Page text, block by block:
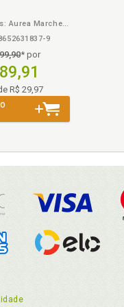
Organizadores: Aurea Marchetti Bandeira, Eumar Evangelista de Menezes Junior, Mariana Rezende Maranhão da Costa
9
* por
R$ 29,97